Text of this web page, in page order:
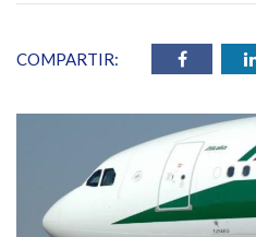
COMPARTIR: